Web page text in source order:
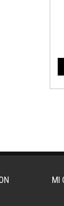
MI